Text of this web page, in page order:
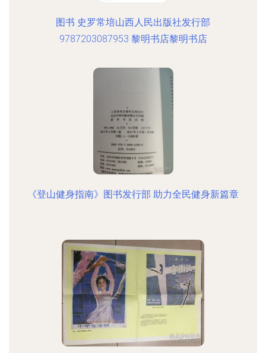
图书 史罗常培山西人民出版社发行部
9787203087953 黎明书店黎明书店
《登山健身指南》图书发行部 助力全民健身新篇章